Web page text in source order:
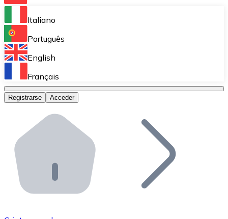
Bitnovo Ramp
Integra nuestra solución en tu plataforma.
Bitnovo Giftcards
Bitnovo OTC
Bitnovo ATM
Integra un ATM Bitnovo en tu negocio y permite que
Bitnovo API
Integra nuestra API en tu ecosistema.
Únete a nuestra red de distribuidores.
Italiano
Português
English
Français
Registrarse Acceder